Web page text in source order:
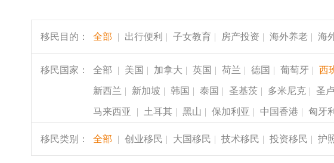
移民目的： 全部 | 出行便利 | 子女教育 | 房产投资 | 海外养老 | 海
移民国家： 全部 | 美国 | 加拿大 | 英国 | 荷兰 | 德国 | 葡萄牙 | 西
新西兰 | 新加坡 | 韩国 | 泰国 | 圣基茨 | 多米尼克 | 圣
马来西亚 | 土耳其 | 黑山 | 保加利亚 | 中国香港 | 匈牙利
移民类别： 全部 | 创业移民 | 大国移民 | 技术移民 | 投资移民 | 护